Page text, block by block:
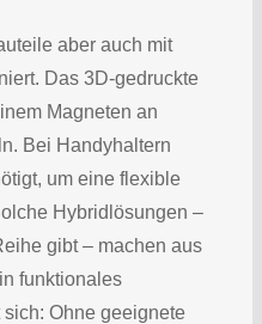
aber auch mit
Das 3D-gedruckte
Magneten an
Bei Handyhaltern
um eine flexible
Hybridlösungen –
gibt – machen aus
funktionales
Ohne geeignete